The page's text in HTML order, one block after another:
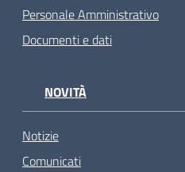
Personale Amministrativo
Documenti e dati
NOVITÀ
Notizie
Comunicati